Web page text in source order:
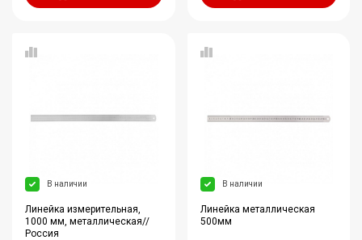
В наличии
Линейка измерительная,
1000 мм, металлическая//
Россия
В наличии
Линейка металлическая
500мм